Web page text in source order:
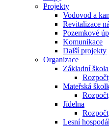
Projekty
Vodovod a
Revitalizace
Pozemkové
Komunikace
Další projekty
Organizace
Základní škola
Mateřská
Jídelna
Lesní